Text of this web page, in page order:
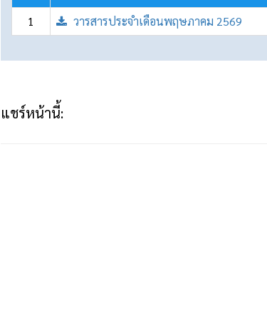
1 วารสารประจำเดือนพฤษภาคม 2569
แชร์หน้านี้: